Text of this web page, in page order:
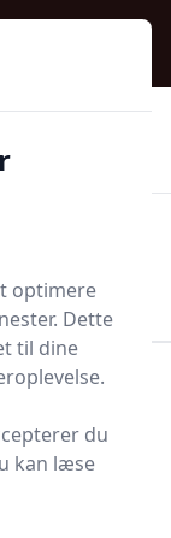
Siden
og sikkerhed
optimere
Dette
til dine
du
kan læse